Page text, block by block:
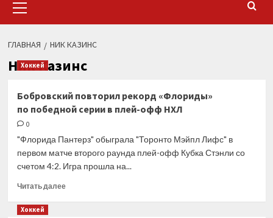
меню
ГЛАВНАЯ НИК КАЗИНС
Ник Казинс
Хоккей
Бобровский повторил рекорд «Флориды»
по победной серии в плей-офф НХЛ
0
"Флорида Пантерз" обыграла "Торонто Мэйпл Лифс" в
первом матче второго раунда плей-офф Кубка Стэнли со
счетом 4:2. Игра прошла на...
Читать далееПрочитать
Хоккей